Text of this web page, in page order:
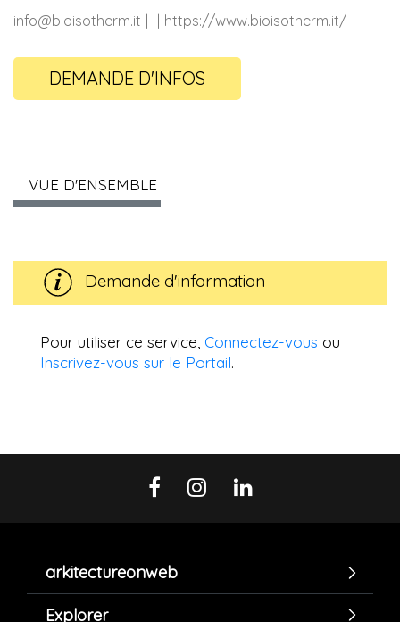
info@bioisotherm.it https://www.bioisotherm.it/
DEMANDE D'INFOS
VUE D'ENSEMBLE
Demande d'information
Pour utiliser ce service, Connectez-vous ou
Inscrivez-vous sur le Portail.
arkitectureonweb
Explorer